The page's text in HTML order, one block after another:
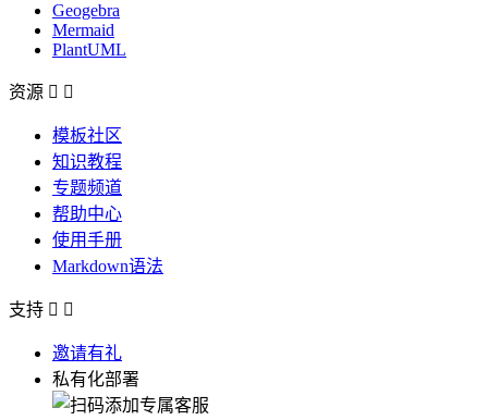
Geogebra
Mermaid
PlantUML
资源  
模板社区
知识教程
专题频道
帮助中心
使用手册
Markdown语法
支持  
邀请有礼
私有化部署